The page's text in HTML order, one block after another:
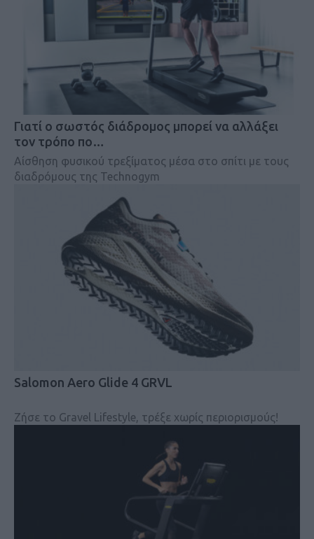
Γιατί ο σωστός διάδρομος μπορεί να αλλάξει
τον τρόπο πο…
Αίσθηση φυσικού τρεξίματος μέσα στο σπίτι με τους
διαδρόμους της Technogym
Salomon Aero Glide 4 GRVL
Ζήσε το Gravel Lifestyle, τρέξε χωρίς περιορισμούς!